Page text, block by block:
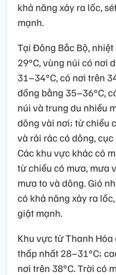
khả năng xảy ra lốc,
mạnh.
Tại Đông Bắc Bộ,
29°C, vùng núi có nơi
31–34°C, có nơi trên
đồng bằng 35–36°C,
núi và trung du nhiều
dông vài nơi; từ chiều
và rải rác có dông,
Các khu vực khác có
từ chiều có mưa, mưa
mưa to và dông. Gió
có khả năng xảy ra
giật mạnh.
Khu vực từ Thanh Hóa
thấp nhất 28–31°C;
nơi trên 38°C. Trời có